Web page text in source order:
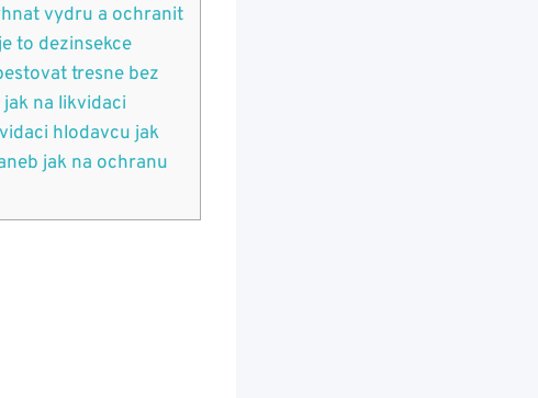
vydru a ochranit
to dezinsekce
tresne bez
na likvidaci
hlodavcu jak
jak na ochranu